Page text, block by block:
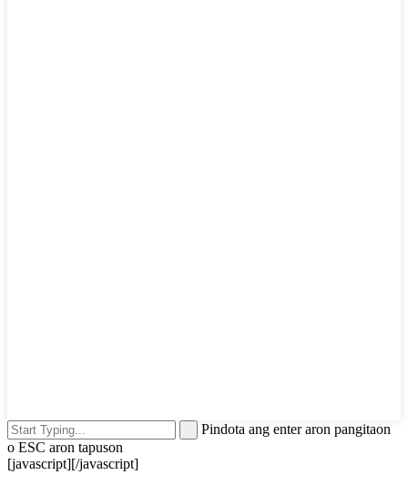
Pindota ang enter aron pangitaon
o ESC aron tapuson
[javascript][/javascript]